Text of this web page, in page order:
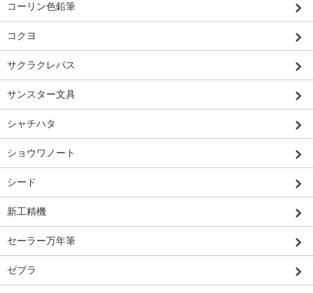
コーリン色鉛筆
コクヨ
サクラクレパス
サンスター文具
シャチハタ
ショウワノート
シード
新工精機
セーラー万年筆
ゼブラ